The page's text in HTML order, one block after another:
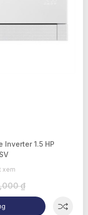
Inverter 1.5 HP
xem
₫